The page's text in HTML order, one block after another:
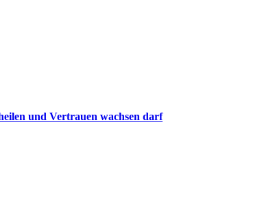
und Vertrauen wachsen darf